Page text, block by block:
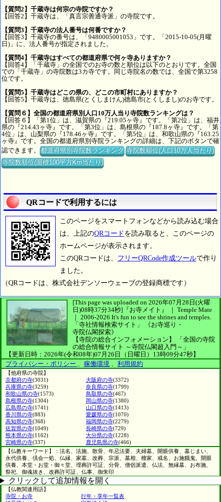
【質問2】千蔵寺は何宗の寺院ですか？
【回答2】千蔵寺は、「真言宗善通寺派」の寺院です。
【質問3】千蔵寺の法人番号は何番ですか？
【回答3】千蔵寺の番号は、「9480005001053」です。「2015-10-05(月曜
日)」に、法人番号が指定されました。
【質問4】千蔵寺はすべての都道府県で何ヶ寺ありますか？
【回答4】「千蔵寺」の全国でのお寺の数と順位は以下のとおりです。全国
での「千蔵寺」の寺院数は3カ寺です。同じ寺院名の数では、全国で第3258
位です。
【質問5】千蔵寺はどこの県の、どこの市町村にありますか？
【回答5】千蔵寺は、徳島県(とくしまけん)徳島市(とくしまし)のお寺です。
【質問６】全国の都道府県別人口10万人当り寺院数ランキングは？
【回答６】「第1位」は、滋賀県の『219.05ヶ寺』です。「第2位」は、福井
県の『214.43ヶ寺』です。「第3位」は、島根県の『187.8ヶ寺』です。「第
4位」は、山梨県の『178.46ヶ寺』です。「第5位」は、和歌山県の『163.25
ヶ寺』です。全国の都道府県別寺院ランキングの詳細は、下記のボタンで確
認できます。都道府県別寺院数ランキング 寺院数順位(人口10万人当たり)
寺院数順位(面積100平方Km当たり)
QRコードで利用するには
このページをスマートフォンなどから読み込む場合
は、上記のQRコード を読み取ると、このページの
ホームページが表示されます。
このQRコードは、 フリーQRCode作成ツールで作り
ました。
（QRコードは、株式会社デンソーウェーブの登録商標です）
[This page was uploaded on 2026年07月28日(火曜
日)08時37分34秒] 『お寺メイト』 ｜ Temple Mate
｜ 2006-2026 It's fun to see the shrines and temples.
「寺社情報検索サイト」
《お寺巡り・
寺院仏閣探索》
【寺院の総合インフォメーション】
「全国の寺院
の総合情報サイト ～寺院仏閣超入門～」
【更新日時：2026年(令和08年)07月26日（日曜日）13時09分47秒】
プライバシー・ポリシー 、 稼働環境 、 利用規約
【他府県の寺院】
京都府の寺(3031) 大阪府の寺(3372)
兵庫県の寺(3259) 奈良県の寺(1799)
和歌山県の寺(1573) 鳥取県の寺(467)
島根県の寺(1304) 岡山県の寺(1380)
広島県の寺(1741) 山口県の寺(1413)
香川県の寺(883) 愛媛県の寺(1070)
高知県の寺(368) 福岡県の寺(2279)
佐賀県の寺(1049) 長崎県の寺(729)
熊本県の寺(1162) 大分県の寺(1228)
宮崎県の寺(337) 鹿児島県の寺(466)
【仏教キーワード】：法名、法施、散骨、年忌法要、夫婦墓、開眼供養、墓じまい、
永代供養、倶会一処、仏縁、家墓、改葬、宗派、墓相、檀家、戒名、お施餓鬼、開眼
供養、本堂・お堂・御々堂、埋葬許可証、分骨、僧侶派遣、仏法、無縁墓、お布施、
祭祀、御魂抜き、改葬許可証、仏事、御朱印
クリックして追加情報を開く
【仏教関連用語】
寺院・お寺
行年・享年一覧表